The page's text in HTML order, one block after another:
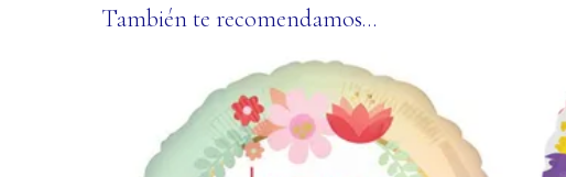
También te recomendamos…